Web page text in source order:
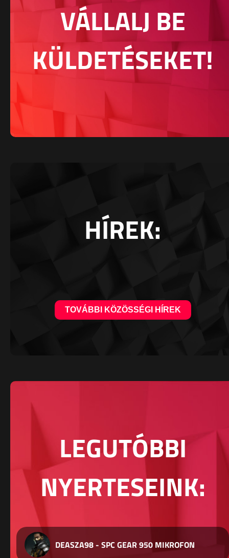
VÁLLALJ BE
KÜLDETÉSEKET!
HÍREK:
TOVÁBBI KÖZÖSSÉGI HÍREK
LEGUTÓBBI
NYERTESEINK:
DEASZA98 - SPC GEAR 950 MIKROFON